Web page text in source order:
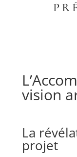
vision
La
projet